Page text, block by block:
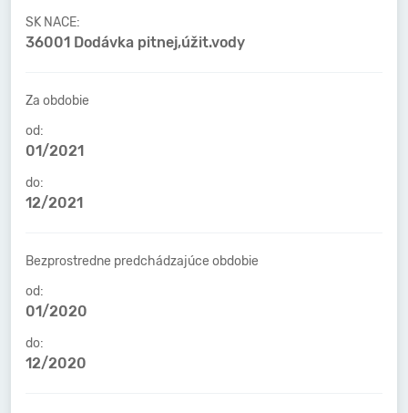
SK NACE:
36001 Dodávka pitnej,úžit.vody
Za obdobie
od:
01/2021
do:
12/2021
Bezprostredne predchádzajúce obdobie
od:
01/2020
do:
12/2020